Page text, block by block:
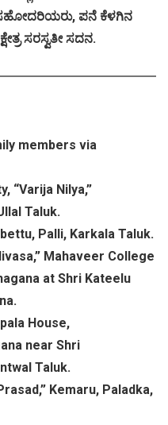
, ಪನೆ ಕೆಳಗಿನ
ಕ್ಷೇತ್ರ ಸರಸ್ವತೀ ಸದನ.
members via
“Varija Nilya,”
Taluk.
Palli, Karkala Taluk.
Mahaveer College
at Shri Kateelu
House,
near Shri
Taluk.
Kemaru, Paladka,